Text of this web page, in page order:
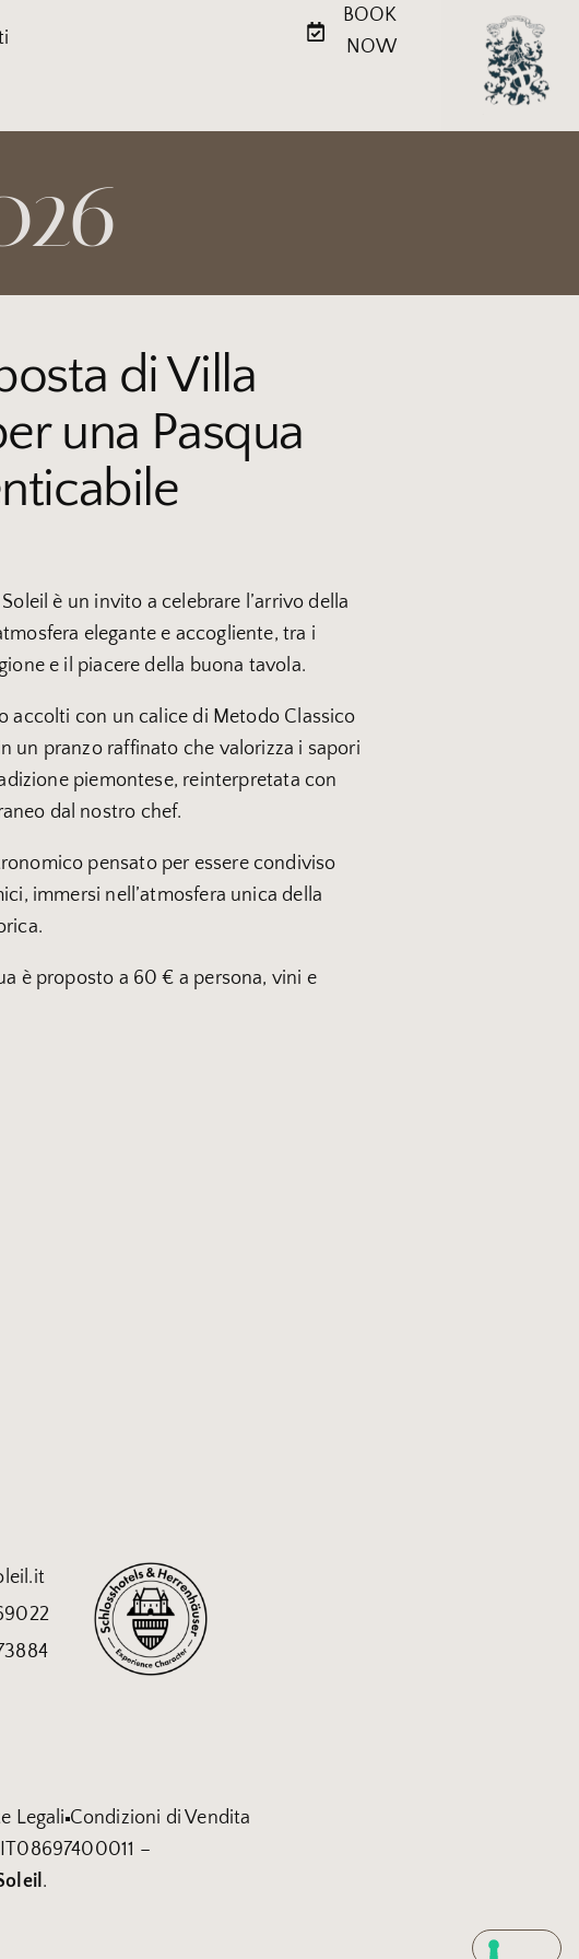
BOOK
NOW
di Villa
una Pasqua
è un invito a celebrare l’arrivo della
elegante e accogliente, tra i
e il piacere della buona tavola.
accolti con un calice di Metodo Classico
un pranzo raffinato che valorizza i sapori
piemontese, reinterpretata con
dal nostro chef.
pensato per essere condiviso
immersi nell’atmosfera unica della
è proposto a 60 € a persona, vini e
Legali Condizioni di Vendita
–
.